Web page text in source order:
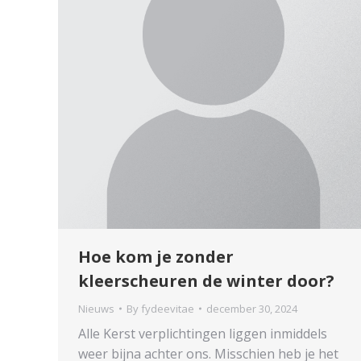
Hoe kom je zonder
kleerscheuren de winter door?
Nieuws By fydeevitae december 30, 2024
Alle Kerst verplichtingen liggen inmiddels
weer bijna achter ons. Misschien heb je het